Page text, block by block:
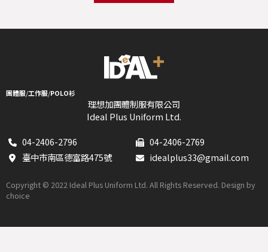
團體服/工作服/POLO衫
理想加團體制服有限公司
Ideal Plus Uniform Ltd.
04-2406-2796
04-2406-2769
臺中市南區德富路475號
idealplus33@gmail.com
Copyright © 2022 Ideal Plus Uniform Ltd. All Rights Reserved. Design by
choice